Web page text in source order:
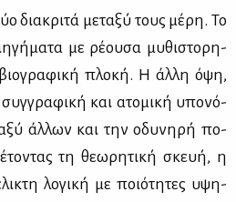
δια­κρι­τά με­τα­ξύ τους μέ­ρη. Το
με ρέ­ου­σα μυ­θι­στο­ρη­
πλο­κή. Η άλ­λη όψη,
συγ­γρα­φι­κή και ατο­μι­κή υπο­νό­
άλ­λων και την οδυ­νη­ρή πο­
τη θε­ω­ρη­τι­κή σκευή, η
λο­γι­κή με ποιό­τη­τες υψη­